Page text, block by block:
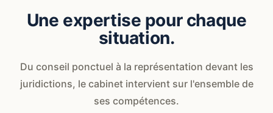
Une expertise pour chaque
situation.
Du conseil ponctuel à la représentation devant les
juridictions, le cabinet intervient sur l'ensemble de
ses compétences.